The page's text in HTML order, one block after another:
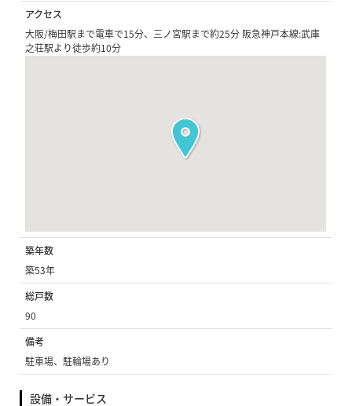
アクセス
大阪/梅田駅まで電車で15分、三ノ宮駅まで約25分 阪急神戸本線:武庫
之荘駅より徒歩約10分
築年数
築53年
総戸数
90
備考
駐車場、駐輪場あり
設備・サービス